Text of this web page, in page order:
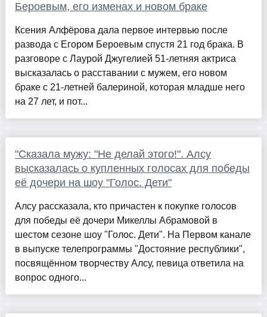
Бероевым, его изменах и новом браке
Ксения Алфёрова дала первое интервью после
развода с Егором Бероевым спустя 21 год брака. В
разговоре с Лаурой Джугелией 51-летняя актриса
высказалась о расставании с мужем, его новом
браке с 21-летней балериной, которая младше него
на 27 лет, и пот...
"Сказала мужу: "Не делай этого!". Алсу
высказалась о купленных голосах для победы
её дочери на шоу "Голос. Дети"
Алсу рассказала, кто причастен к покупке голосов
для победы её дочери Микеллы Абрамовой в
шестом сезоне шоу "Голос. Дети". На Первом канале
в выпуске телепрограммы "Достояние республики",
посвящённом творчеству Алсу, певица ответила на
вопрос одного...